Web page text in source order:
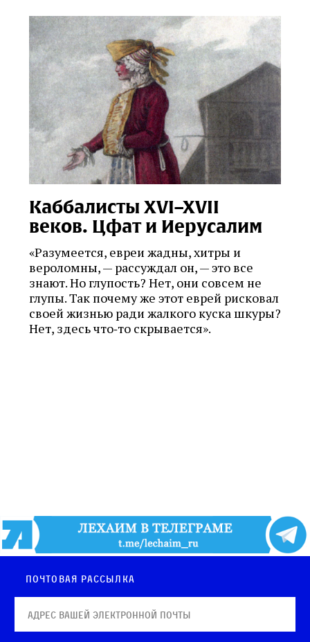
Каббалисты XVI–XVII
веков. Цфат и Иерусалим
«Разумеется, евреи жадны, хитры и
вероломны, — рассуждал он, — это все
знают. Но глупость? Нет, они совсем не
глупы. Так почему же этот еврей рисковал
своей жизнью ради жалкого куска шкуры?
Нет, здесь что‑то скрывается».
Почтовая рассылка